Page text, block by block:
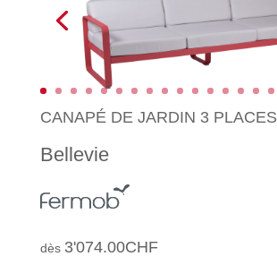
CANAPÉ DE JARDIN 3 PLACES
Bellevie
3'074.00CHF